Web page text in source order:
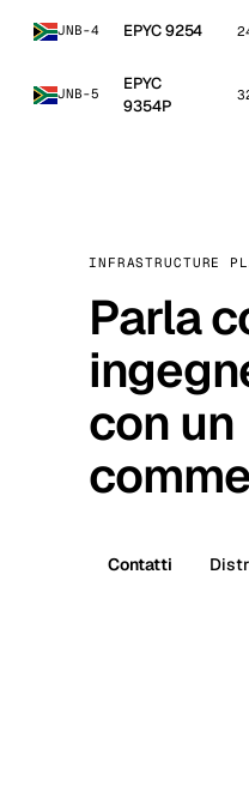
JNB-4 EPYC 9254
JNB-5
EPYC
9354P
INFRASTRUCTURE
Parla
con un
Contatti